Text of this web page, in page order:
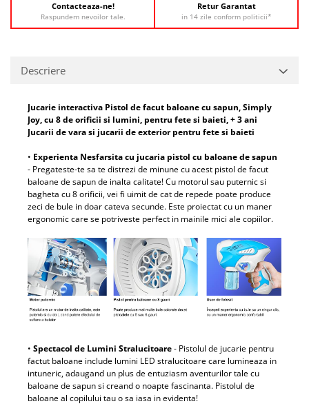
Contacteaza-ne!
Raspundem nevoilor tale.
Retur Garantat
in 14 zile conform politicii*
Descriere
Jucarie interactiva Pistol de facut baloane cu sapun, Simply
Joy, cu 8 de orificii si lumini, pentru fete si baieti, + 3 ani
Jucarii de vara si jucarii de exterior pentru fete si baieti
• Experienta Nesfarsita cu jucaria pistol cu baloane de sapun
- Pregateste-te sa te distrezi de minune cu acest pistol de facut
baloane de sapun de inalta calitate! Cu motorul sau puternic si
bagheta cu 8 orificii, vei fi uimit de cat de repede poate produce
zeci de bule in doar cateva secunde. Este proiectat cu un maner
ergonomic care se potriveste perfect in mainile mici ale copiilor.
• Spectacol de Lumini Stralucitoare- Pistolul de jucarie pentru
factut baloane include lumini LED stralucitoare care lumineaza in
intuneric, adaugand un plus de entuziasm aventurilor tale cu
baloane de sapun si creand o noapte fascinanta. Pistolul de
baloane al copilului tau o sa iasa in evidenta!